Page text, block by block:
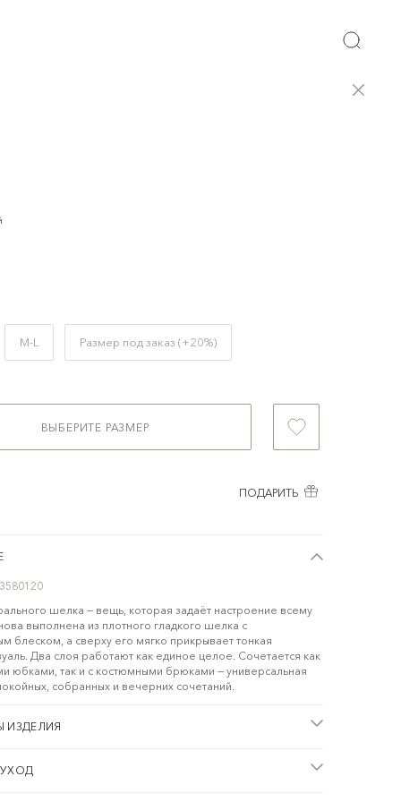
M-L Размер под заказ (+20%)
ВЫБЕРИТЕ РАЗМЕР
ПОДАРИТЬ
шелка — вещь, которая задаёт настроение всему
выполнена из плотного гладкого шелка с
блеском, а сверху его мягко прикрывает тонкая
Два слоя работают как единое целое. Сочетается как
юбками, так и с костюмными брюками — универсальная
собранных и вечерних сочетаний.
ИЗДЕЛИЯ